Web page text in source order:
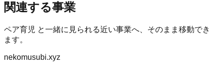
関連する事業
ペア育児 と一緒に見られる近い事業へ、そのまま移動でき
ます。
nekomusubi.xyz